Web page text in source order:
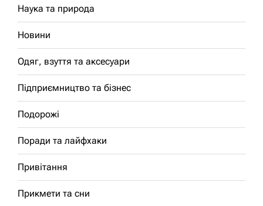
Наука та природа
Новини
Одяг, взуття та аксесуари
Підприємництво та бізнес
Подорожі
Поради та лайфхаки
Привітання
Прикмети та сни